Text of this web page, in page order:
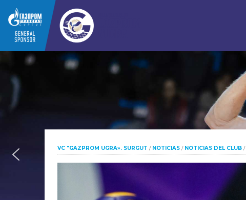
VC "GAZPROM UGRA». SURGUT / NOTICIAS / NOTICIAS DEL CLUB /